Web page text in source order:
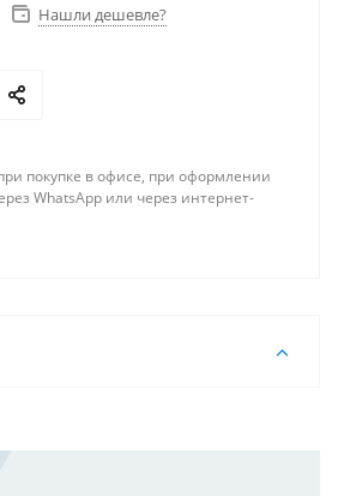
Нашли дешевле?
покупке в офисе, при оформлении
WhatsApp или через интернет-